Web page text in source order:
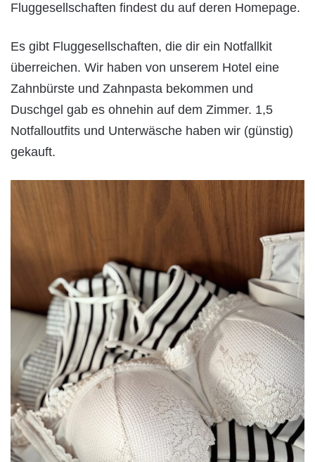
Fluggesellschaften findest du auf deren Homepage.
Es gibt Fluggesellschaften, die dir ein Notfallkit
überreichen. Wir haben von unserem Hotel eine
Zahnbürste und Zahnpasta bekommen und
Duschgel gab es ohnehin auf dem Zimmer. 1,5
Notfalloutfits und Unterwäsche haben wir (günstig)
gekauft.